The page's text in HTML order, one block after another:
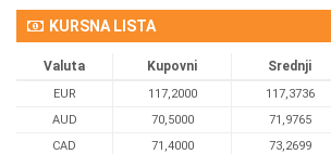
KURSNA LISTA
Valuta Kupovni Srednji
EUR 117,2000 117,3736
AUD
70,5000 71,9765
CAD
71,4000 73,2699